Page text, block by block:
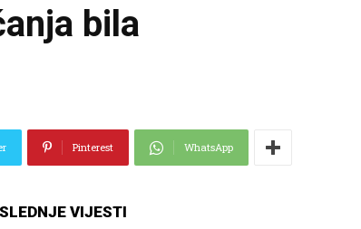
bila
Pinterest WhatsApp
VIJESTI